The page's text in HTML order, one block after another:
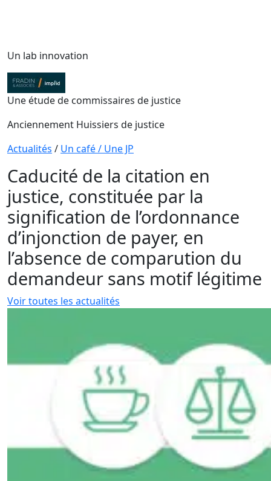
Un lab innovation
Une étude de commissaires de justice
Anciennement Huissiers de justice
Actualités / Un café / Une JP
Caducité de la citation en
justice, constituée par la
signification de l’ordonnance
d’injonction de payer, en
l’absence de comparution du
demandeur sans motif légitime
Voir toutes les actualités